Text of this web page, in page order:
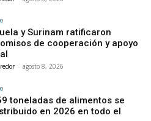
y Surinam ratificaron
de cooperación y apoyo
- agosto 8, 2026
toneladas de alimentos se
en 2026 en todo el